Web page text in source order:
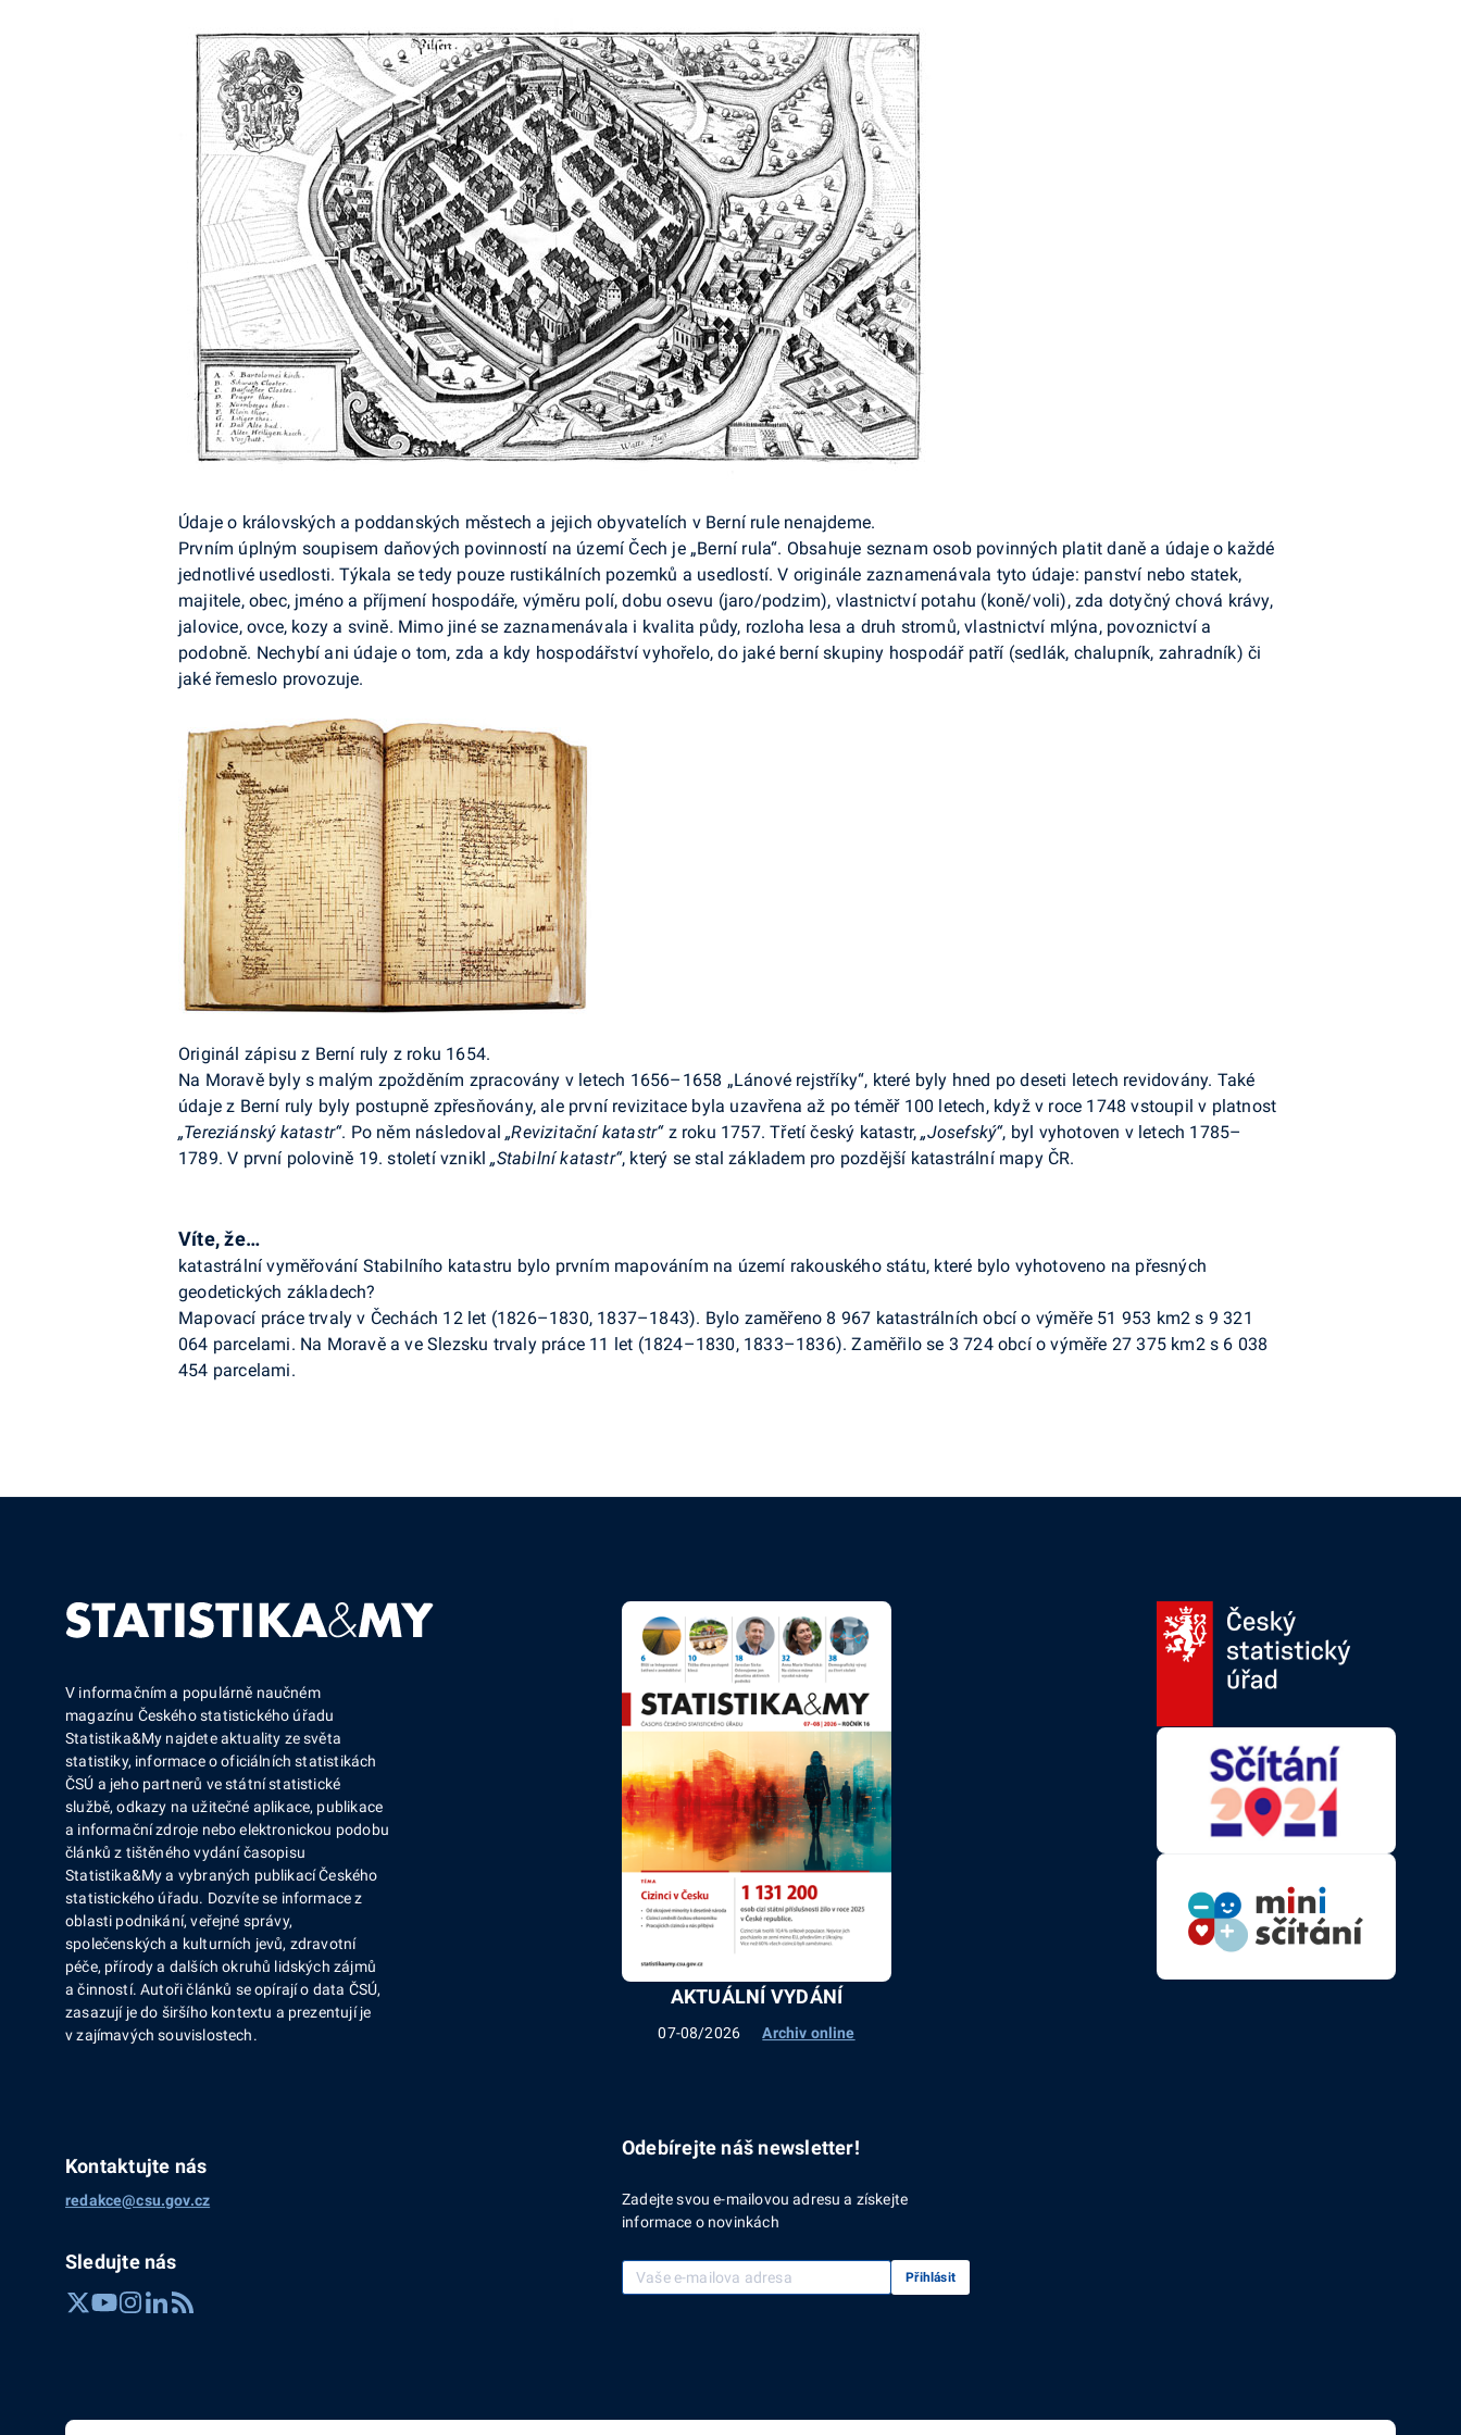
Údaje o královských a poddanských městech a jejich obyvatelích v Berní rule nenajdeme.
Prvním úplným soupisem daňových povinností na území Čech je „Berní rula“. Obsahuje seznam osob povinných platit daně a údaje o každé
jednotlivé usedlosti. Týkala se tedy pouze rustikálních pozemků a usedlostí. V originále zaznamenávala tyto údaje: panství nebo statek,
majitele, obec, jméno a příjmení hospodáře, výměru polí, dobu osevu (jaro/podzim), vlastnictví potahu (koně/voli), zda dotyčný chová krávy,
jalovice, ovce, kozy a svině. Mimo jiné se zaznamenávala i kvalita půdy, rozloha lesa a druh stromů, vlastnictví mlýna, povoznictví a
podobně. Nechybí ani údaje o tom, zda a kdy hospodářství vyhořelo, do jaké berní skupiny hospodář patří (sedlák, chalupník, zahradník) či
jaké řemeslo provozuje.
Originál zápisu z Berní ruly z roku 1654.
Na Moravě byly s malým zpožděním zpracovány v letech 1656–1658 „Lánové rejstříky“, které byly hned po deseti letech revidovány. Také
údaje z Berní ruly byly postupně zpřesňovány, ale první revizitace byla uzavřena až po téměř 100 letech, když v roce 1748 vstoupil v platnost
„Tereziánský katastr“. Po něm následoval„Revizitační katastr“z roku 1757. Třetí český katastr,„Josefský“, byl vyhotoven v letech 1785–
1789. V první polovině 19. století vznikl„Stabilní katastr“, který se stal základem pro pozdější katastrální mapy ČR.
Víte, že…
katastrální vyměřování Stabilního katastru bylo prvním mapováním na území rakouského státu, které bylo vyhotoveno na přesných
geodetických základech?
Mapovací práce trvaly v Čechách 12 let (1826–1830, 1837–1843). Bylo zaměřeno 8 967 katastrálních obcí o výměře 51 953 km2 s 9 321
064 parcelami. Na Moravě a ve Slezsku trvaly práce 11 let (1824–1830, 1833–1836). Zaměřilo se 3 724 obcí o výměře 27 375 km2 s 6 038
454 parcelami.
V informačním a populárně naučném
magazínu Českého statistického úřadu
Statistika&My najdete aktuality ze světa
statistiky, informace o oficiálních statistikách
ČSÚ a jeho partnerů ve státní statistické
službě, odkazy na užitečné aplikace, publikace
a informační zdroje nebo elektronickou podobu
článků z tištěného vydání časopisu
Statistika&My a vybraných publikací Českého
statistického úřadu. Dozvíte se informace z
oblasti podnikání, veřejné správy,
společenských a kulturních jevů, zdravotní
péče, přírody a dalších okruhů lidských zájmů
a činností. Autoři článků se opírají o data ČSÚ,
zasazují je do širšího kontextu a prezentují je
v zajímavých souvislostech.
Kontaktujte nás
redakce@csu.gov.cz
Sledujte nás
AKTUÁLNÍ VYDÁNÍ
07-08/2026 Archiv online
Odebírejte náš newsletter!
Zadejte svou e-mailovou adresu a získejte
informace o novinkách
Vaše e-mailová adresa Přihlásit